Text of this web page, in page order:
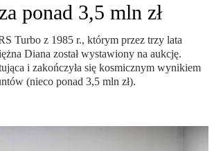
ponad 3,5 mln zł
Turbo z 1985 r., którym przez trzy lata
Diana został wystawiony na aukcję.
i zakończyła się kosmicznym wynikiem
(nieco ponad 3,5 mln zł).